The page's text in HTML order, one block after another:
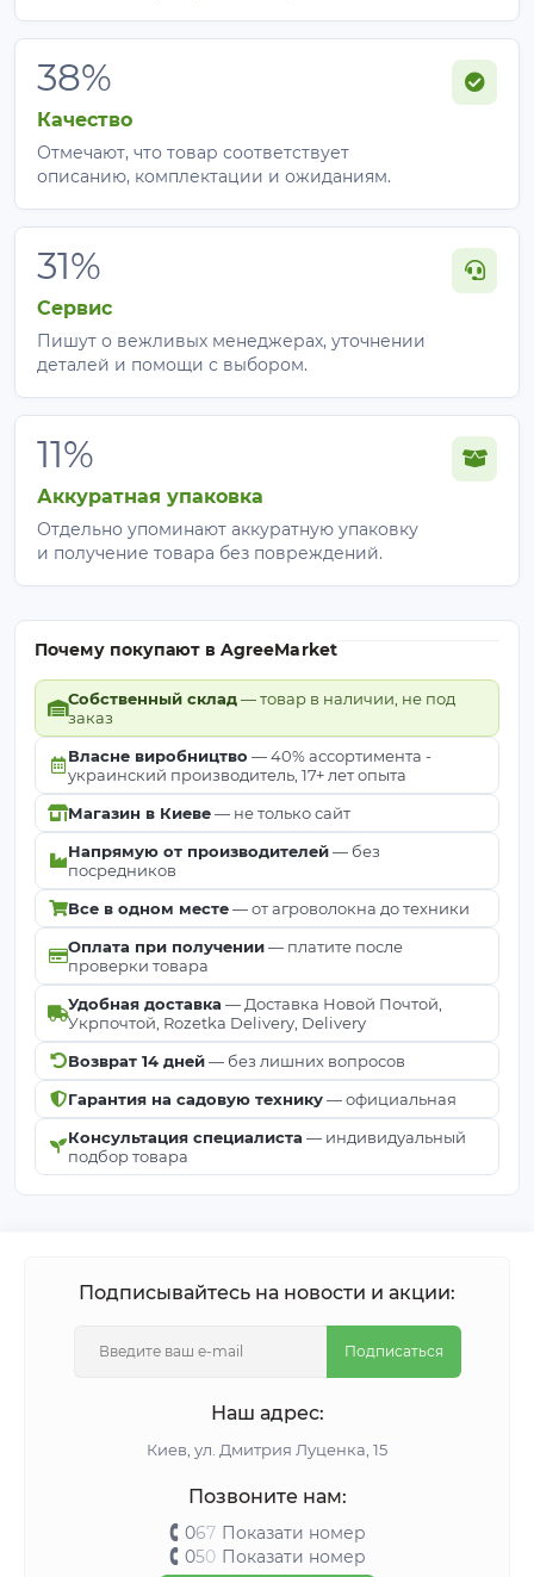
38%
Качество
Отмечают, что товар соответствует
описанию, комплектации и ожиданиям.
31%
Сервис
Пишут о вежливых менеджерах, уточнении
деталей и помощи с выбором.
11%
Аккуратная упаковка
Отдельно упоминают аккуратную упаковку
и получение товара без повреждений.
Почему покупают в AgreeMarket
Собственный склад— товар в наличии, не под
заказ
Власне виробництво — 40% ассортимента -
украинский производитель, 17+ лет опыта
Магазин в Киеве— не только сайт
Напрямую от производителей— без
посредников
Все в одном месте— от агроволокна до техники
Оплата при получении— платите после
проверки товара
Удобная доставка — Доставка Новой Почтой,
Укрпочтой, Rozetka Delivery, Delivery
Возврат 14 дней— без лишних вопросов
Гарантия на садовую технику— официальная
Консультация специалиста — индивидуальный
подбор товара
Подписывайтесь на новости и акции:
Подписаться
Наш адрес:
Киeв, ул. Дмитрия Луценка, 15
Позвоните нам:
067 Показати номер
050 Показати номер